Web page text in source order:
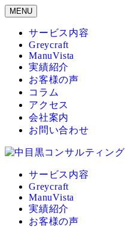
メMENU
サービス内容
Greycraft
ManuVista
実績紹介
お客様の声
コラム
アクセス
会社案内
お問い合わせ
サービス内容
Greycraft
ManuVista
実績紹介
お客様の声